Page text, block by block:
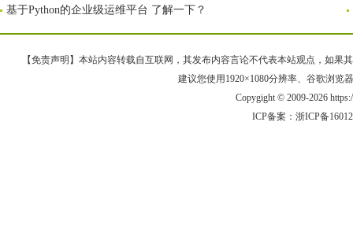
基于Python的企业级运维平台 了解一下？
【免责声明】本站内容转载自互联网，其发布内容言论不代表本站观点，如果
建议您使用1920×1080分辨率、谷歌浏览
Copygight © 2009-2026
ICP备案： 浙ICP备